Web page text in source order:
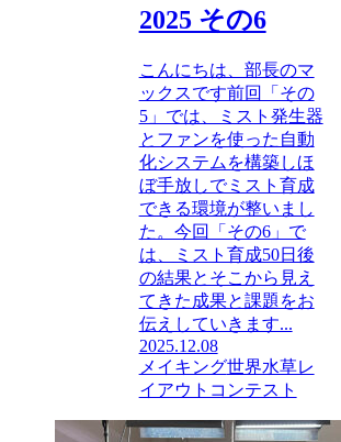
2025 その6
こんにちは、部長のマ
ックスです前回「その
5」では、ミスト発生器
とファンを使った自動
化システムを構築しほ
ぼ手放しでミスト育成
できる環境が整いまし
た。今回「その6」で
は、ミスト育成50日後
の結果とそこから見え
てきた成果と課題をお
伝えしていきます...
2025.12.08
メイキング世界水草レ
イアウトコンテスト